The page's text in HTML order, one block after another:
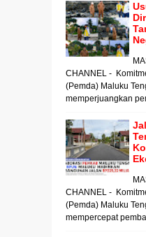
CHANNEL -
(Pemda) Maluku
memperjuangkan
CHANNEL -
(Pemda) Maluku
mempercepat